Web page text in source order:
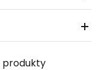
produkty